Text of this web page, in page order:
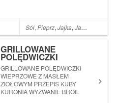
Sól,Pieprz,Jajka,Jaja ,
GRILLOWANE
POLĘDWICZKI
WIEPRZOWE Z MASŁEM
ZIOŁOWYM – PRZEPIS
KUBY KURONIA –
WYZWANIE BROIL KING
KEG
GRILLOWANE POLĘDWICZKI
WIEPRZOWE Z MASŁEM
ZIOŁOWYM PRZEPIS KUBY
KURONIA WYZWANIE BROIL